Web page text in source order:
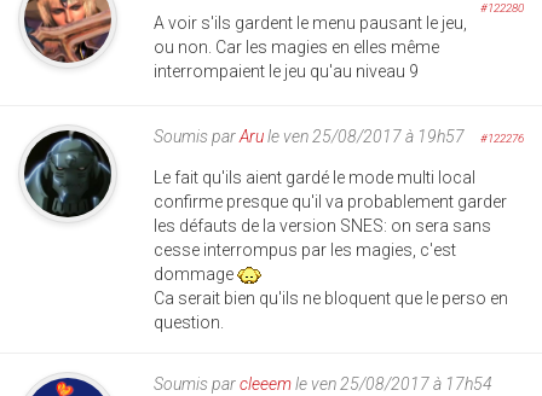
#122280
A voir s'ils gardent le menu pausant le jeu,
ou non. Car les magies en elles même
interrompaient le jeu qu'au niveau 9
Soumis parArule ven 25/08/2017 à 19h57 #122276
Le fait qu'ils aient gardé le mode multi local
confirme presque qu'il va probablement garder
les défauts de la version SNES: on sera sans
cesse interrompus par les magies, c'est
dommage
Ca serait bien qu'ils ne bloquent que le perso en
question.
Soumis parcleeemle ven 25/08/2017 à 17h54